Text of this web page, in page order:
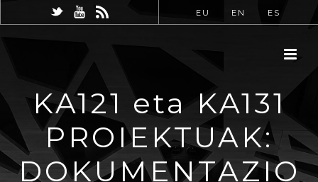
EU EN ES
KA121 eta KA131
PROIEKTUAK:
DOKUMENTAZIO